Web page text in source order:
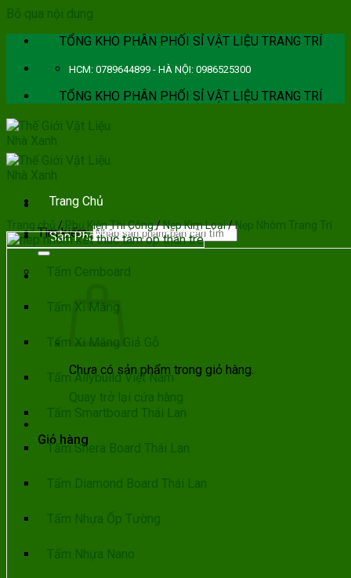
Bỏ qua nội dung
TỔNG KHO PHÂN PHỐI SỈ VẬT LIỆU TRANG TRÍ
HCM: 0789644899 - HÀ NỘI: 0986525300
TỔNG KHO PHÂN PHỐI SỈ VẬT LIỆU TRANG TRÍ
Tìm kiếm:
Chưa có sản phẩm trong giỏ hàng.
Quay trở lại cửa hàng
Giỏ hàng
Trang Chủ
Sản Phẩm
Tấm Cemboard
Tấm Xi Măng
Tấm Xi Măng Giả Gỗ
Tấm Allybuild Việt Nam
Tấm Smartboard Thái Lan
Tấm Shera Board Thái Lan
Tấm Diamond Board Thái Lan
Tấm Nhựa Ốp Tường
Tấm Nhựa Nano
Trang chủ / Phụ Kiện Thi Công/Nẹp Kim Loại/Nẹp Nhôm Trang Trí